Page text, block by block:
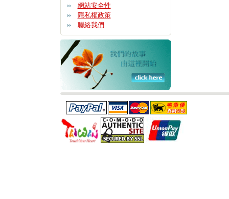
網站安全性
隱私權政策
聯絡我們